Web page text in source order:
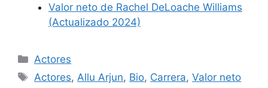
Valor neto de Rachel DeLoache Williams
(Actualizado 2024)
Categories
Actores
Tags
Actores, Allu Arjun, Bio, Carrera,Valor neto